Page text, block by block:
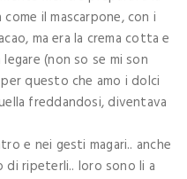
il mascarpone, con i
ma era la crema cotta e
(non so se mi son
questo che amo i dolci
freddandosi, diventava
e nei gesti magari.. anche
di ripeterli.. loro sono li a